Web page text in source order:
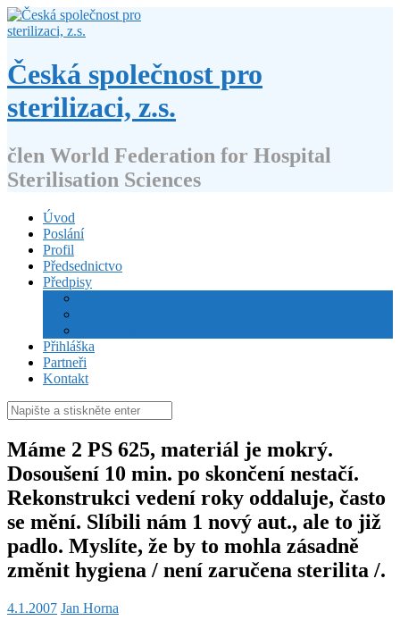
Přejít
k
webu
Česká společnost pro
sterilizaci, z.s.
člen World Federation for Hospital
Sterilisation Sciences
Úvod
Poslání
Profil
Předsednictvo
Předpisy
Přihláška
Partneři
Kontakt
Hledat:
Máme 2 PS 625, materiál je mokrý.
Dosoušení 10 min. po skončení nestačí.
Rekonstrukci vedení roky oddaluje, často
se mění. Slíbili nám 1 nový aut., ale to již
padlo. Myslíte, že by to mohla zásadně
změnit hygiena / není zaručena sterilita /.
4.1.2007 Jan Horna